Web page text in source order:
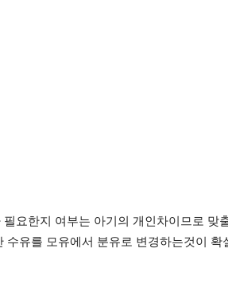
요한지 여부는 아기의 개인차이므로 맞
유를 모유에서 분유로 변경하는것이 확